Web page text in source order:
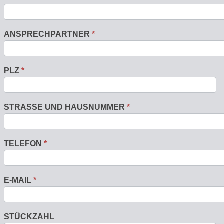
ANSPRECHPARTNER *
PLZ *
STRASSE UND HAUSNUMMER *
TELEFON *
E-MAIL *
STÜCKZAHL